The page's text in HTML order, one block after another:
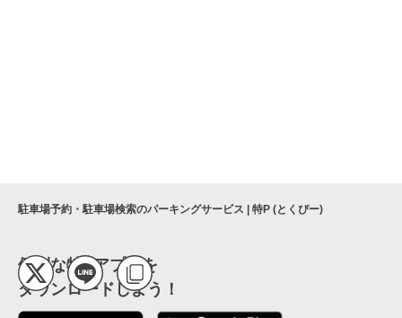
駐車場予約・駐車場検索のパーキングサービス | 特P (とくぴー)
便利な特Pアプリを
ダウンロードしよう！